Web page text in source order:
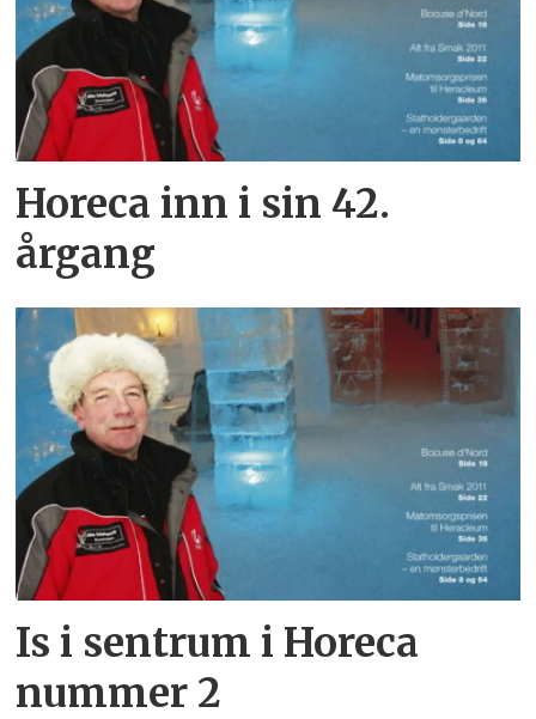
Horeca inn i sin 42.
årgang
Is i sentrum i Horeca
nummer 2